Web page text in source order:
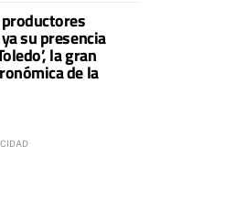
su presencia
la gran
de la